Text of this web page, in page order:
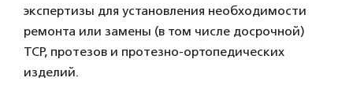
экспертизы для установления необходимости
ремонта или замены (в том числе досрочной)
ТСР, протезов и протезно-ортопедических
изделий.